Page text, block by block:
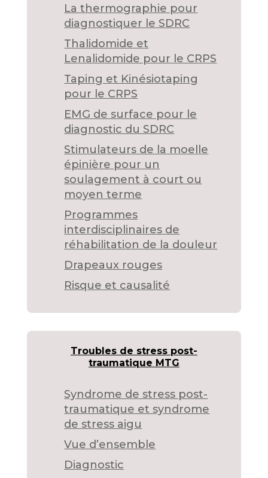
La thermographie pour
diagnostiquer le SDRC
Thalidomide et
Lenalidomide pour le CRPS
Taping et Kinésiotaping
pour le CRPS
EMG de surface pour le
diagnostic du SDRC
Stimulateurs de la moelle
épinière pour un
soulagement à court ou
moyen terme
Programmes
interdisciplinaires de
réhabilitation de la douleur
Drapeaux rouges
Risque et causalité
Troubles de stress post-
traumatique MTG
Syndrome de stress post-
traumatique et syndrome
de stress aigu
Vue d’ensemble
Diagnostic